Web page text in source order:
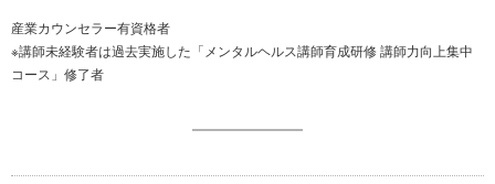
産業カウンセラー有資格者
※講師未経験者は過去実施した「メンタルヘルス講師育成研修 講師力向上集中
コース」修了者